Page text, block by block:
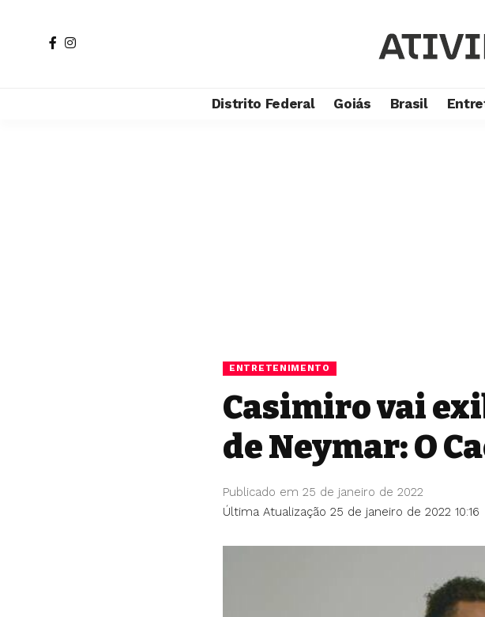
Distrito Federal Goiás Brasil
ENTRETENIMENTO
Casimiro vai
de Neymar: O
Última Atualização 25 de janeiro de 2022 10:16
Publicado em 25 de janeiro de 2022